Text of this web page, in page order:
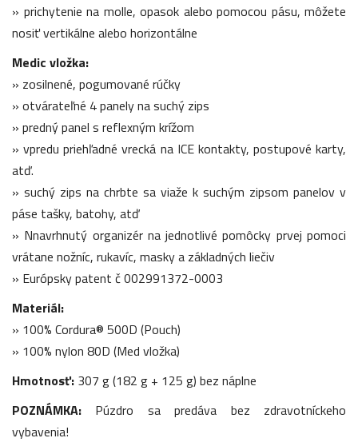
» prichytenie na molle, opasok alebo pomocou pásu, môžete
nosiť vertikálne alebo horizontálne
Medic vložka:
» zosilnené, pogumované rúčky
» otvárateľné 4 panely na suchý zips
» predný panel s reflexným krížom
» vpredu priehľadné vrecká na ICE kontakty, postupové karty,
atď.
» suchý zips na chrbte sa viaže k suchým zipsom panelov v
páse tašky, batohy, atď
» Nnavrhnutý organizér na jednotlivé pomôcky prvej pomoci
vrátane nožníc, rukavíc, masky a základných liečiv
» Európsky patent č 002991372-0003
Materiál:
» 100% Cordura® 500D (Pouch)
» 100% nylon 80D (Med vložka)
Hmotnosť: 307 g (182 g + 125 g) bez náplne
POZNÁMKA: Púzdro sa predáva bez zdravotníckeho
vybavenia!